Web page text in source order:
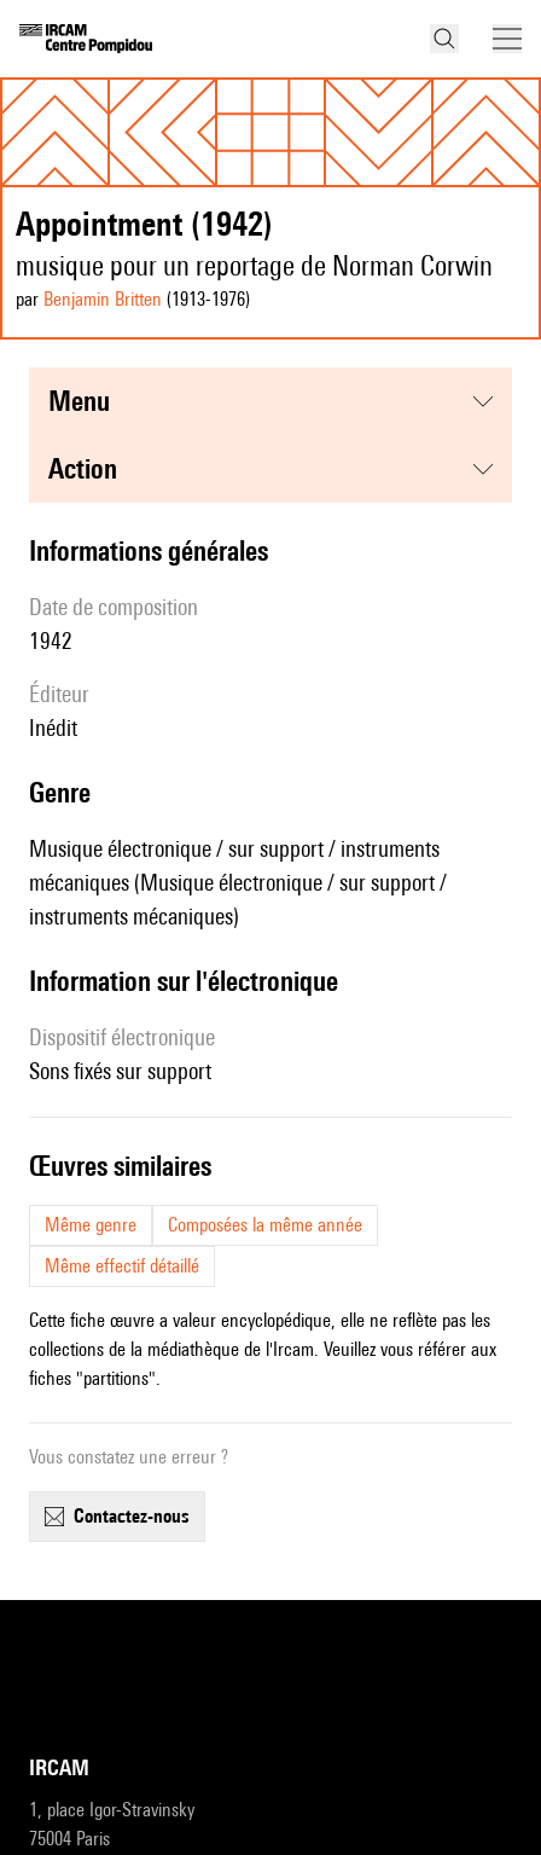
Appointment (1942)
musique pour un reportage de Norman Corwin
par Benjamin Britten (1913-1976)
menu
action
informations générales
date de composition
1942
éditeur
Inédit
genre
Musique électronique / sur support / instruments
mécaniques (Musique électronique / sur support /
instruments mécaniques)
Information sur l'électronique
Dispositif électronique
sons fixés sur support
œuvres similaires
Même genre
Composées la même année
Même effectif détaillé
Cette fiche œuvre a valeur encyclopédique, elle ne reflète pas les
collections de la médiathèque de l'Ircam. Veuillez vous référer aux
fiches "partitions".
Vous constatez une erreur ?
contactez-nous
IRCAM
1, place Igor-Stravinsky
75004 Paris